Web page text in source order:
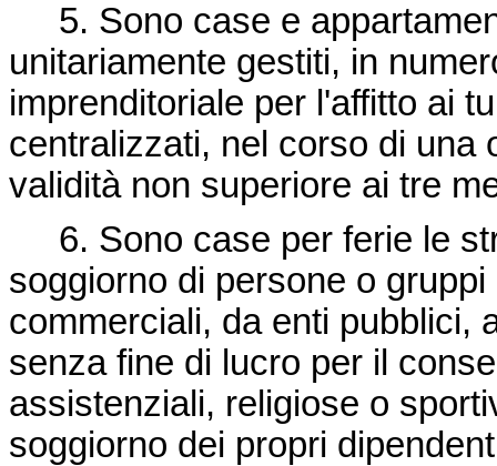
5. Sono case e
unitariamente gestiti, in
imprenditoriale per l'affitto ai
centralizzati, nel corso di una
validità non superiore ai tre
6. Sono case per ferie le
soggiorno di persone o
commerciali, da enti pubblici,
senza fine di lucro per il
assistenziali, religiose o
soggiorno dei propri